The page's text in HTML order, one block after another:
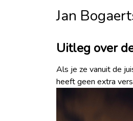
Jan
Uitleg over
Als je ze vanuit de
heeft geen extra